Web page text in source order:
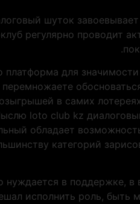
шуток
регулярно проводит
для
в самих
loto club kz
обладает
категорий
в поддержке, в
исполнить роль, быть